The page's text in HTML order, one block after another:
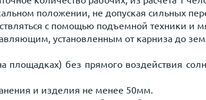
положении, не допуская сильных
с помощью подъемной техники и
установленным от карниза до
площадках) без прямого воздействия
и изделия не менее 50мм.